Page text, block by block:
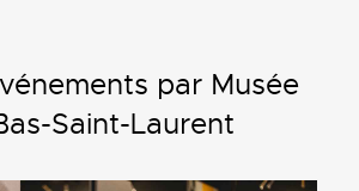
par Musée
Saint-Laurent